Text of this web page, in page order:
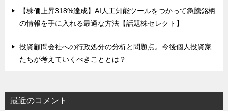
【株価上昇318%達成】AI人工知能ツールをつかって急騰銘柄
の情報を手に入れる最適な方法【話題株セレクト】
投資顧問会社への行政処分の分析と問題点。今後個人投資家
たちが考えていくべきこととは？
最近のコメント